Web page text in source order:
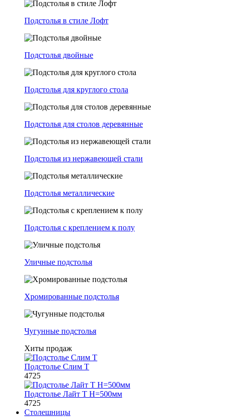
Подстолья в стиле Лофт
Подстолья двойные
Подстолья для круглого стола
Подстолья для столов деревянные
Подстолья из нержавеющей стали
Подстолья металлические
Подстолья с креплением к полу
Уличные подстолья
Хромированные подстолья
Чугунные подстолья
Хиты продаж
Подстолье Слим Т
4725
Подстолье Лайт Т H=500мм
4725
Столешницы